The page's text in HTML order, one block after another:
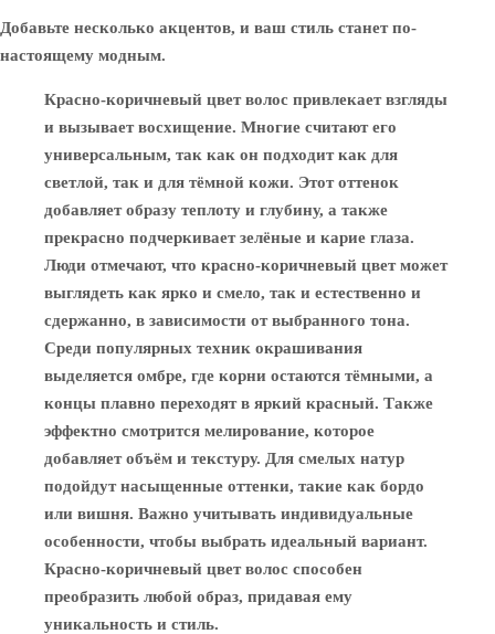
Добавьте несколько акцентов, и ваш стиль станет по-
настоящему модным.
Красно-коричневый цвет волос привлекает взгляды
и вызывает восхищение. Многие считают его
универсальным, так как он подходит как для
светлой, так и для тёмной кожи. Этот оттенок
добавляет образу теплоту и глубину, а также
прекрасно подчеркивает зелёные и карие глаза.
Люди отмечают, что красно-коричневый цвет может
выглядеть как ярко и смело, так и естественно и
сдержанно, в зависимости от выбранного тона.
Среди популярных техник окрашивания
выделяется омбре, где корни остаются тёмными, а
концы плавно переходят в яркий красный. Также
эффектно смотрится мелирование, которое
добавляет объём и текстуру. Для смелых натур
подойдут насыщенные оттенки, такие как бордо
или вишня. Важно учитывать индивидуальные
особенности, чтобы выбрать идеальный вариант.
Красно-коричневый цвет волос способен
преобразить любой образ, придавая ему
уникальность и стиль.